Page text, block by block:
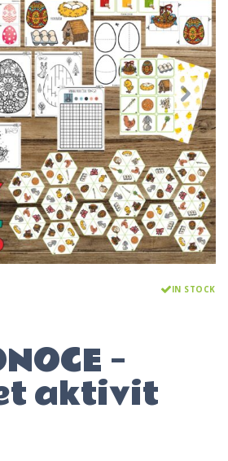
IN STOCK
–
aktivit